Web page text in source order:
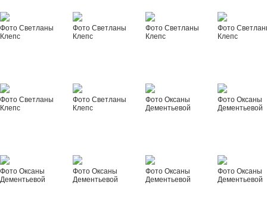
Фото Светланы
Клепс
Фото Светланы
Клепс
Фото Светланы
Клепс
Фото
Клепс
Фото Светланы
Клепс
Фото Светланы
Клепс
Фото Оксаны
Дементьевой
Фото Оксаны
Дементьевой
Фото Оксаны
Дементьевой
Фото Оксаны
Дементьевой
Фото Оксаны
Дементьевой
Фото Оксаны
Дементьевой